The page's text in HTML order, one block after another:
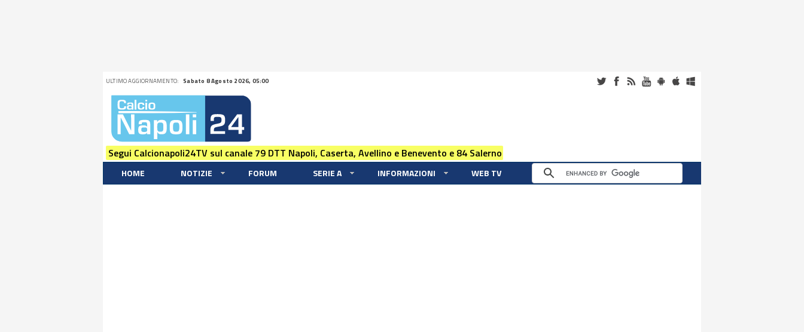
ULTIMO AGGIORNAMENTO: Sabato 8 Agosto 2026, 05:00
Segui Calcionapoli24TV sul canale 79 DTT Napoli, Caserta, Avellino e Benevento e 84 Salerno
HOME NOTIZIE FORUM SERIE A INFORMAZIONI WEB TV